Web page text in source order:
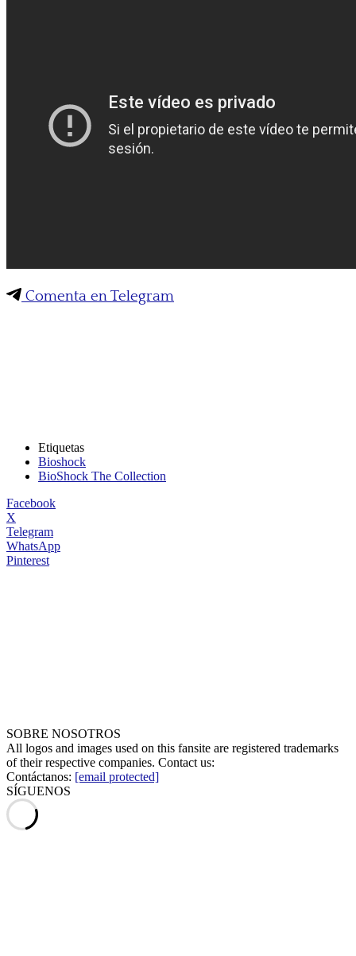
Comenta en Telegram
Etiquetas
Bioshock
BioShock The Collection
Facebook
X
Telegram
WhatsApp
Pinterest
SOBRE NOSOTROS
All logos and images used on this fansite are registered trademarks
of their respective companies. Contact us:
Contáctanos: [email protected]
SÍGUENOS